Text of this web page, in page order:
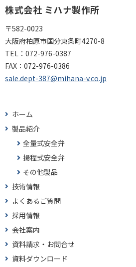
株式会社 ミハナ製作所
〒582-0023
大阪府柏原市国分東条町4270-8
TEL： 072-976-0387
FAX： 072-976-0386
sale.dept-387@mihana-v.co.jp
ホーム
製品紹介
全量式安全弁
揚程式安全弁
その他製品
技術情報
よくあるご質問
採用情報
会社案内
資料請求・お問合せ
資料ダウンロード